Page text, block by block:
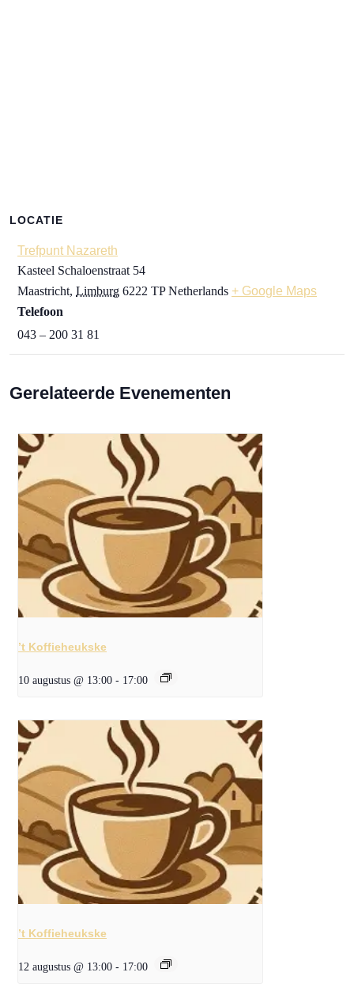
LOCATIE
Trefpunt Nazareth
Kasteel Schaloenstraat 54
Maastricht, Limburg 6222 TP Netherlands + Google Maps
Telefoon
043 – 200 31 81
Gerelateerde Evenementen
’t Koffieheukske
10 augustus @ 13:00 - 17:00
’t Koffieheukske
12 augustus @ 13:00 - 17:00